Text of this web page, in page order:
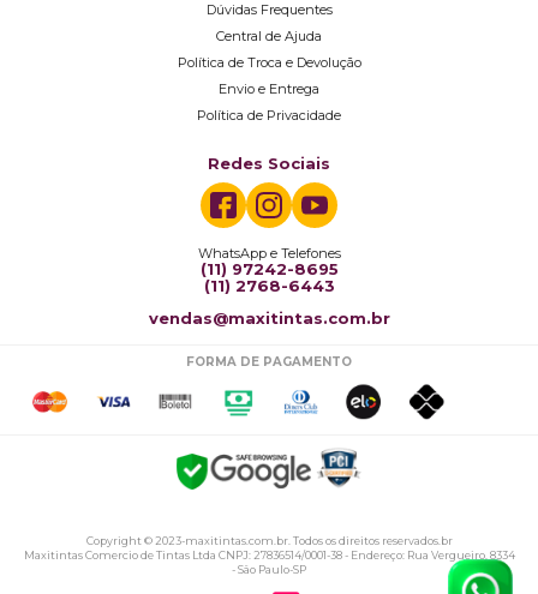
Dúvidas Frequentes
Central de Ajuda
Política de Troca e Devolução
Envio e Entrega
Política de Privacidade
Redes Sociais
WhatsApp e Telefones
(11) 97242-8695
(11) 2768-6443
vendas@maxitintas.com.br
FORMA DE PAGAMENTO
Copyright © 2023-maxitintas.com.br. Todos os direitos reservados.br
Maxitintas Comercio de Tintas Ltda CNPJ: 27836514/0001-38 - Endereço: Rua Vergueiro, 8334
- São Paulo-SP